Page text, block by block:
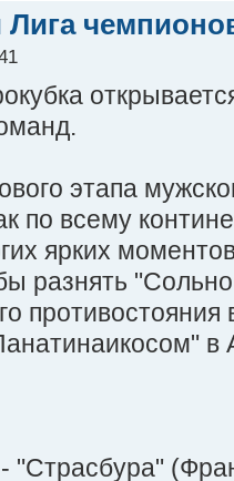
этапа
по всему
ярких
разнять
в
"Страсбура"